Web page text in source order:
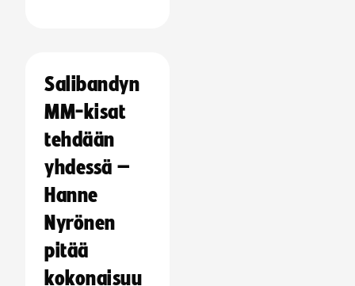
Salibandyn
MM-kisat
tehdään
yhdessä –
Hanne
Nyrönen
pitää
kokonaisuu